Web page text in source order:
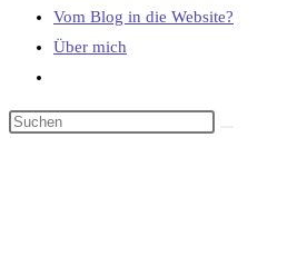
Vom Blog in die Website?
Über mich
umschalten